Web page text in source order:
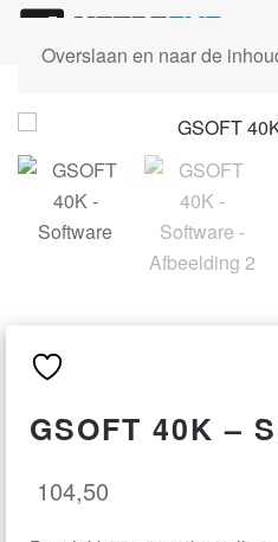
Overslaan en naar de
GSOFT 40K –
104,50